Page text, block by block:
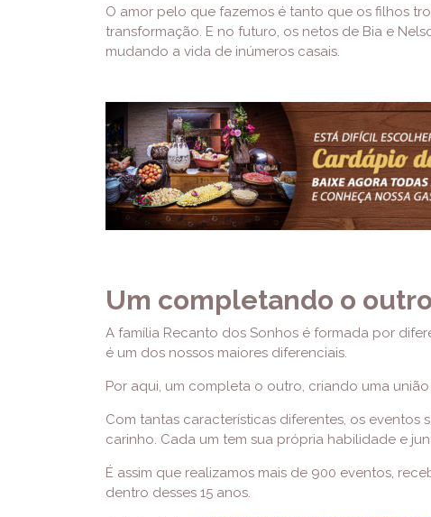
O amor pelo que fazemos é tanto que os filhos
transformação. E no futuro, os netos de Bia e
mudando a vida de inúmeros casais.
Um completando o outro
A família Recanto dos Sonhos é formada por
é um dos nossos maiores diferenciais.
Por aqui, um completa o outro, criando uma
Com tantas características diferentes, os
carinho. Cada um tem sua própria habilidade e
É assim que realizamos mais de 900 eventos,
dentro desses 15 anos.